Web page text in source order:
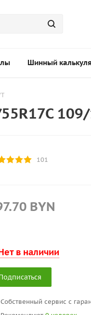
Шинный
101
BYN
в наличии
Собственный сервис с